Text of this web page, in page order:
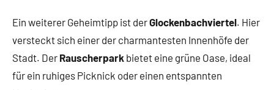
Ein weiterer Geheimtipp ist derGlockenbachviertel. Hier
versteckt sich einer der charmantesten Innenhöfe der
Stadt. Der Rauscherpark bietet eine grüne Oase, ideal
für ein ruhiges Picknick oder einen entspannten